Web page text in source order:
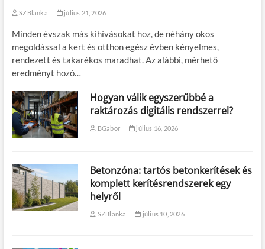
SZBlanka július 21, 2026
Minden évszak más kihívásokat hoz, de néhány okos
megoldással a kert és otthon egész évben kényelmes,
rendezett és takarékos maradhat. Az alábbi, mérhető
eredményt hozó…
Hogyan válik egyszerűbbé a
raktározás digitális rendszerrel?
BGabor július 16, 2026
Betonzóna: tartós betonkerítések és
komplett kerítésrendszerek egy
helyről
SZBlanka július 10, 2026